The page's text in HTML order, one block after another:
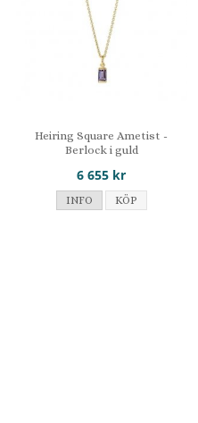
Heiring Square Ametist -
Berlock i guld
6 655 kr
INFO KÖP